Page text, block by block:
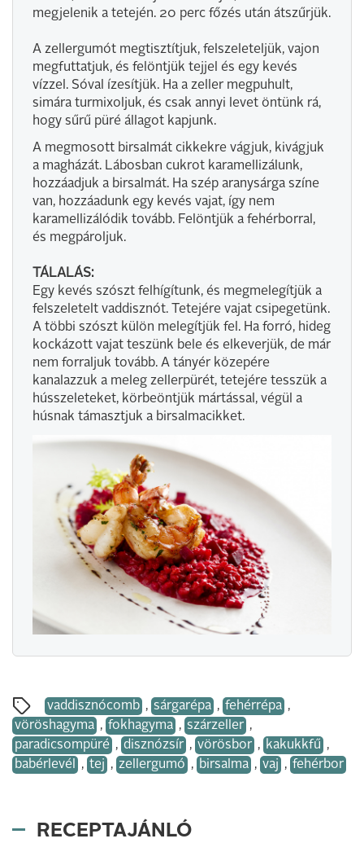
megjelenik a tetején. 20 perc főzés után átszűrjük.
A zellergumót megtisztítjuk, felszeleteljük, vajon
megfuttatjuk, és felöntjük tejjel és egy kevés
vízzel. Sóval ízesítjük. Ha a zeller megpuhult,
simára turmixoljuk, és csak annyi levet öntünk rá,
hogy sűrű püré állagot kapjunk.
A megmosott birsalmát cikkekre vágjuk, kivágjuk
a magházát. Lábosban cukrot karamellizálunk,
hozzáadjuk a birsalmát. Ha szép aranysárga színe
van, hozzáadunk egy kevés vajat, így nem
karamellizálódik tovább. Felöntjük a fehérborral,
és megpároljuk.
TÁLALÁS:
Egy kevés szószt felhígítunk, és megmelegítjük a
felszeletelt vaddisznót. Tetejére vajat csipegetünk.
A többi szószt külön melegítjük fel. Ha forró, hideg
kockázott vajat teszünk bele és elkeverjük, de már
nem forraljuk tovább. A tányér közepére
kanalazzuk a meleg zellerpürét, tetejére tesszük a
hússzeleteket, körbeöntjük mártással, végül a
húsnak támasztjuk a birsalmacikket.
vaddisznócomb , sárgarépa , fehérrépa ,
vöröshagyma , fokhagyma , szárzeller ,
paradicsompüré , disznózsír , vörösbor , kakukkfű ,
babérlevél
, tej , zellergumó , birsalma , vaj , fehérbor
RECEPTAJÁNLÓ